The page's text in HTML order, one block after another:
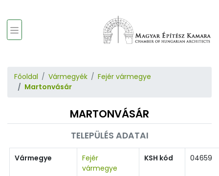
Főoldal Vármegyék
Fejér vármegye
Martonvásár
MARTONVÁSÁR
TELEPÜLÉS ADATAI
Vármegye
Fejér
vármegye
KSH kód 04659